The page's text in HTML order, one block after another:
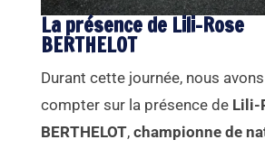
La présence de Lili-Rose
BERTHELOT
Durant cette journée, nous
compter sur la présence de Lili-
BERTHELOT,championne de